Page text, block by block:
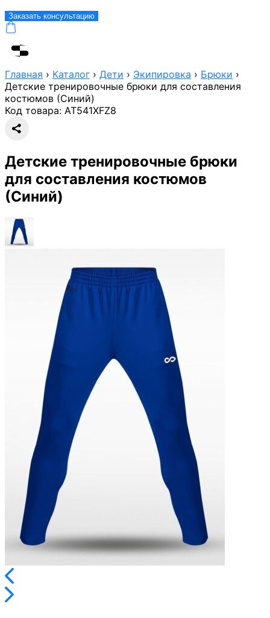
Заказать консультацию
Главная › Каталог › Дети › Экипировка › Брюки ›
Детские тренировочные брюки для составления
костюмов (Синий)
Код товара: AT541XFZ8
Детские тренировочные брюки
для составления костюмов
(Синий)